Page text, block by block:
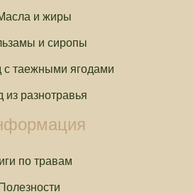
и жиры
и сиропы
с таежными ягодами
из разнотравья
по травам
Полезности